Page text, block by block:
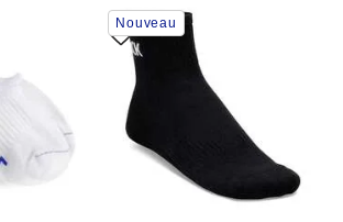
Cliquer
sur
les
échantillons
couleurs
modifiera
l’image
Nouveau